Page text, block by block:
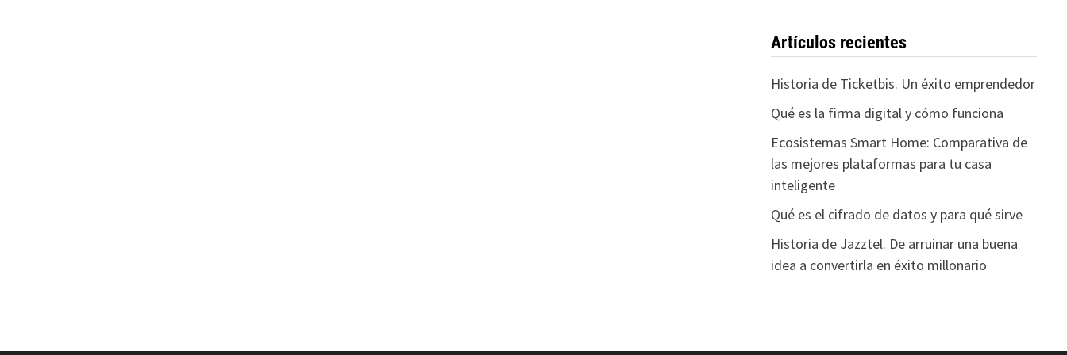
Artículos recientes
Historia de Ticketbis. Un éxito emprendedor
Qué es la firma digital y cómo funciona
Ecosistemas Smart Home: Comparativa de
las mejores plataformas para tu casa
inteligente
Qué es el cifrado de datos y para qué sirve
Historia de Jazztel. De arruinar una buena
idea a convertirla en éxito millonario